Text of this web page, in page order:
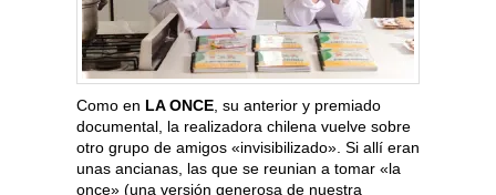
Como en LA ONCE , su anterior y premiado
documental, la realizadora chilena vuelve sobre
otro grupo de amigos «invisibilizado». Si allí eran
unas ancianas, las que se reunian a tomar «la
once» (una versión generosa de nuestra